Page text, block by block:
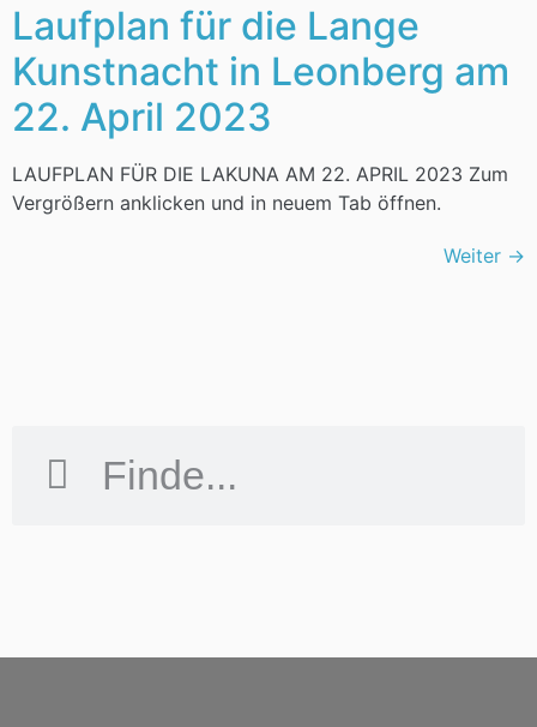
Laufplan für die Lange
Kunstnacht in Leonberg am
22. April 2023
LAUFPLAN FÜR DIE LAKUNA AM 22. APRIL 2023 Zum
Vergrößern anklicken und in neuem Tab öffnen.
Weiter →